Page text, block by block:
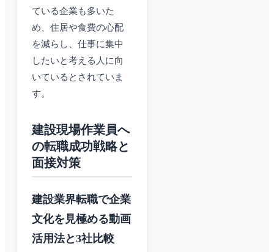
ている企業も多いた
め、住居や食費の心配
を減らし、仕事に集中
したいと考える人に向
いているとされていま
す。
建設現場作業員へ
の転職成功戦略と
面接対策
建設業界転職で企業
文化を見極める動画
活用法と3社比較